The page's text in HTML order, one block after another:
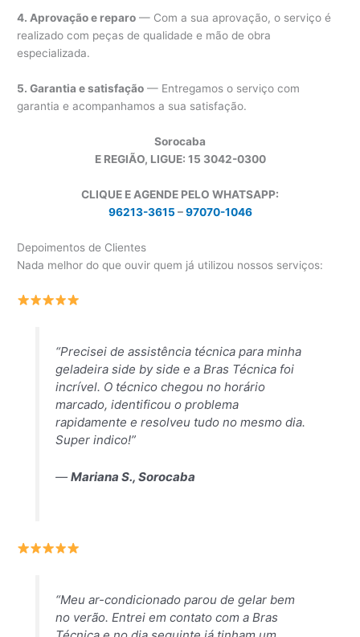
4. Aprovação e reparo — Com a sua aprovação, o serviço é
realizado com peças de qualidade e mão de obra
especializada.
5. Garantia e satisfação — Entregamos o serviço com
garantia e acompanhamos a sua satisfação.
Sorocaba
E REGIÃO, LIGUE: 15 3042-0300
CLIQUE E AGENDE PELO WHATSAPP:
96213-3615 –97070-1046
Depoimentos de Clientes
Nada melhor do que ouvir quem já utilizou nossos serviços:
“Precisei de assistência técnica para minha
geladeira side by side e a Bras Técnica foi
incrível. O técnico chegou no horário
marcado, identificou o problema
rapidamente e resolveu tudo no mesmo dia.
Super indico!”
— Mariana S., Sorocaba
“Meu ar-condicionado parou de gelar bem
no verão. Entrei em contato com a Bras